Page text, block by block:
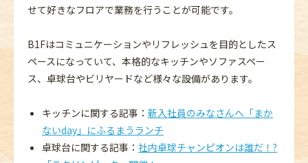
せて好きなフロアで業務を行うことが可能です。
B1Fはコミュニケーションやリフレッシュを目的としたス
ペースになっていて、本格的なキッチンやソファスペー
ス、卓球台やビリヤードなど様々な設備があります。
キッチンに関する記事： 新入社員のみなさんへ「まか
ないday」にふるまうランチ
卓球台に関する記事： 社内卓球チャンピオンは誰だ！?